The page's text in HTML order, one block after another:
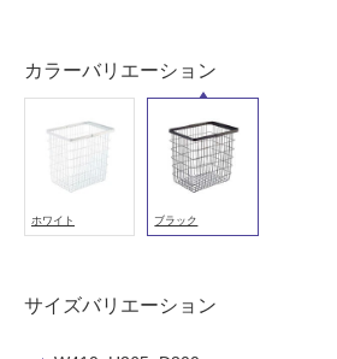
カラーバリエーション
ホワイト ブラック
サイズバリエーション
フ
ー